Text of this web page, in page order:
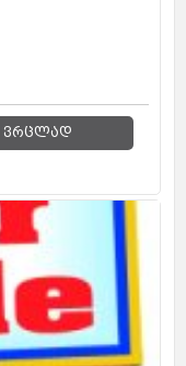
ვრცლად